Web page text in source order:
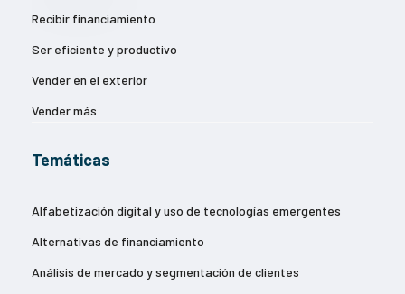
Recibir financiamiento
Ser eficiente y productivo
Vender en el exterior
Vender más
Temáticas
Alfabetización digital y uso de tecnologías emergentes
Alternativas de financiamiento
Análisis de mercado y segmentación de clientes